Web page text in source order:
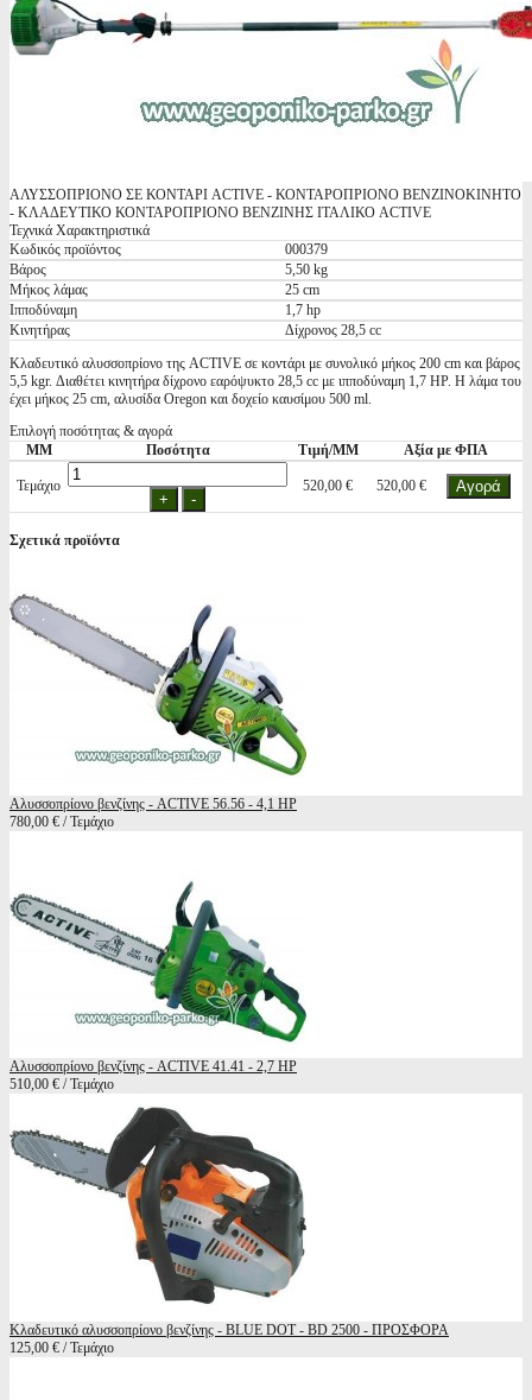
ΑΛΥΣΣΟΠΡΙΟΝΟ ΣΕ ΚΟΝΤΑΡΙ ACTIVE - ΚΟΝΤΑΡΟΠΡΙΟΝΟ ΒΕΝΖΙΝΟΚΙΝΗΤΟ
- ΚΛΑΔΕΥΤΙΚΟ ΚΟΝΤΑΡΟΠΡΙΟΝΟ ΒΕΝΖΙΝΗΣ ΙΤΑΛΙΚΟ ACTIVE
Τεχνικά Χαρακτηριστικά
Κωδικός προϊόντος
000379
Βάρος
5,50 kg
Μήκος λάμας
25 cm
Ιπποδύναμη
1,7 hp
Κινητήρας
Δίχρονος 28,5 cc
Κλαδευτικό αλυσσοπρίονο της ACTIVE σε κοντάρι με συνολικό μήκος 200 cm και βάρος
5,5 kgr. Διαθέτει κινητήρα δίχρονο εαρόψυκτο 28,5 cc με ιπποδύναμη 1,7 HP. Η λάμα του
έχει μήκος 25 cm, αλυσίδα Oregon και δοχείο καυσίμου 500 ml.
Επιλογή ποσότητας & αγορά
ΜΜ
Ποσότητα Τιμή/ΜΜ Αξία με ΦΠΑ
Τεμάχιο 520,00 € 520,00 €
Σχετικά προϊόντα
Αλυσσοπρίονο βενζίνης - ACTIVE 56.56 - 4,1 HP
780,00 € / Τεμάχιο
Αλυσσοπρίονο βενζίνης - ACTIVE 41.41 - 2,7 HP
510,00 € / Τεμάχιο
Κλαδευτικό αλυσσοπρίονο βενζίνης - BLUE DOT - BD 2500 - ΠΡΟΣΦΟΡΑ
125,00 € / Τεμάχιο